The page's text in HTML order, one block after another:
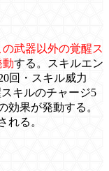
の武器以外の覚醒ス
動する。スキルエン
回・スキル威力
キルのチャージ5
効果が発動する。
れる。